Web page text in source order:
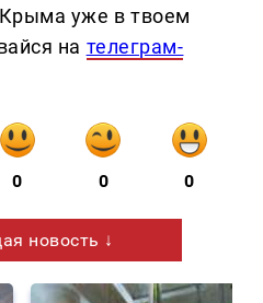
уже в твоем
на телеграм-
0 0 0
новость ↓